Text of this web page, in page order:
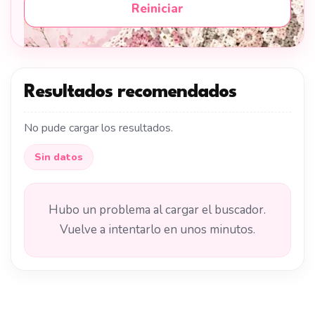
Reiniciar
Resultados recomendados
No pude cargar los resultados.
Sin datos
Hubo un problema al cargar el buscador.
Vuelve a intentarlo en unos minutos.